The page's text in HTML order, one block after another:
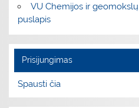
VU Chemijos ir
puslapis
Prisijungimas
Spausti čia